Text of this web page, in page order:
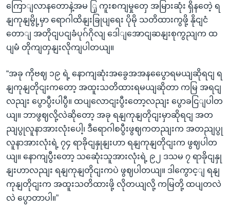
ကြောျလာနတောနဲ့အမ ြှ ကူးစကျမှုတှေ အမြားဆုံး ရှိနတေဲ့ ရ
နျကုနျမွို့မှာ ရောဂါထိနျးခြုပျရေး ပိုမို သတိထားကွဖို့ နိုငျငံ
တောျ အတိုငျပငျခံပုဂ်ဂိုလျ ဒေါျအောငျဆနျးစုကွညျက ထ
ပျမံ တိုကျတှနျးလိုကျပါတယျ။
“အခု ကိုဗဈ ၁၉ ရဲ့ နောကျဆုံးအခွေအအနပွေောရမယျဆိုရငျ ရ
နျကုနျတိုငျးကတော့ အထူးသတိထားရမယျဆိုတာ ကမြ အရငျ
လညျး ပွောပွီးပါပွီ။ ထပျလောငျးပွီးတော့လညျး ပွောခငြျပါတ
ယျ။ ဘာဖွဈလို့လဲဆိုတော့ အခု ရနျကုနျတိုငျးမှာဆိုရငျ အတ
ညျပွုလူနာအားလုံးပေါ့၊ ဒီရောဂါစပွီးဖွဈကတညျးက အတညျပွု
လူနာအားလုံးရဲ့ ၇၄ ရာခိုငျနှုနျးဟာ ရနျကုနျတိုငျးက ဖွဈပါတ
ယျ။ နောကျပွီးတော့ သဆေုံးသူအားလုံးရဲ့ ၉၂ ဒသမ ၇ ရာခိုငျနှု
နျးဟာလညျး ရနျကုနျတိုငျးကပဲ ဖွဈပါတယျ။ ဒါကွောင့ျ ရနျ
ကုနျတိုငျးက အထူးသတိထားဖို့ လိုတယျလို့ ကမြတို့ ထပျတလဲ
လဲ ပွောတာပါ။”